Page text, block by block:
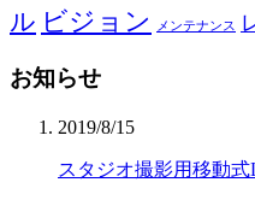
ル ビジョン メンテナンス
お知らせ
2019/8/15
スタジオ撮影用移動